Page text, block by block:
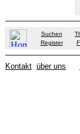
Suchen
Register
Kontakt über uns